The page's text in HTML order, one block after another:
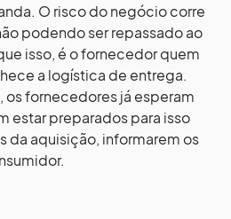
O risco do negócio corre
podendo ser repassado ao
isso, é o fornecedor quem
a logística de entrega.
os fornecedores já esperam
estar preparados para isso
da aquisição, informarem os